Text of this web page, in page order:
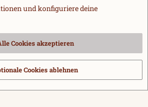
Datenschutz
Start
S
XenForo® © 2010-2026 XenForo Ltd.
via s9e/MediaSites
und konfiguriere deine
Cookies akzeptieren
Cookies ablehnen